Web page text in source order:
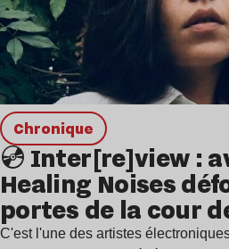
chronique
💿 Inter[re]view :
Healing Noises
portes de la cour
C'est l'une des artistes